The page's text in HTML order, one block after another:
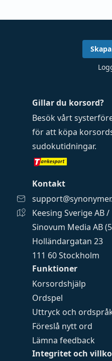
Funktioner
Korsordshjälp
Ordspel
Uttryck och
Föreslå nytt ord
Lämna feedback
Integritet och
Gillar du korsord?
Besök vårt
för att köpa
sudokutidningar.
Kontakt
Keesing Sverige AB /
Sinovum Media AB
Holländargatan 23
111 60 Stockholm